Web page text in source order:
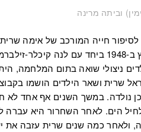
וביתה מרינה
חייה המורכב של אימה
ששרית נמנתה עם קבוצת הילדים שהגיעו לארץ ב-1948 ביחד עם
ממוצא פולני שאספה יותר מ-100 ילדים ניצולי שואה
שרית ושאר הילדים הושמו
נולדה. במשך השנים אף אחד לא
הים. לאחר השחרור היא עברה
ולאחר כמה שנים שרית עזבה את